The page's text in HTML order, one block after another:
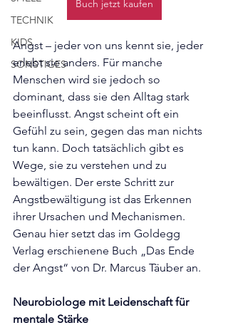
TECHNIK
KIDS
SONSTIGES
Buch jetzt kaufen
Angst – jeder von uns kennt sie, jeder
erlebt sie anders. Für manche
Menschen wird sie jedoch so
dominant, dass sie den Alltag stark
beeinflusst. Angst scheint oft ein
Gefühl zu sein, gegen das man nichts
tun kann. Doch tatsächlich gibt es
Wege, sie zu verstehen und zu
bewältigen. Der erste Schritt zur
Angstbewältigung ist das Erkennen
ihrer Ursachen und Mechanismen.
Genau hier setzt das im Goldegg
Verlag erschienene Buch „Das Ende
der Angst“ von Dr. Marcus Täuber an.
Neurobiologe mit Leidenschaft für
mentale Stärke